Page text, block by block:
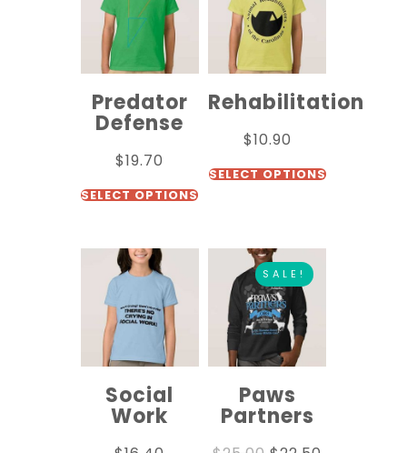
Predator
Defense
$19.70
SELECT OPTIONS
Rehabilitation
$10.90
SELECT OPTIONS
Social
Work
SALE!
Paws
Partners